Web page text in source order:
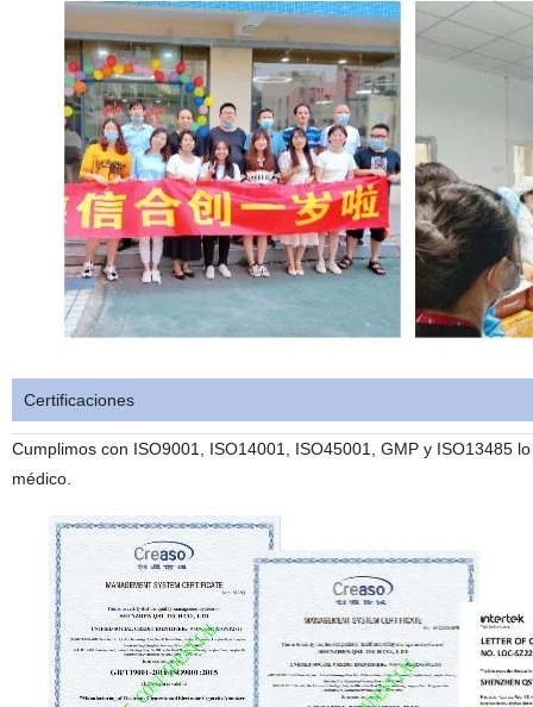
Certificaciones
Cumplimos con ISO9001, ISO14001, ISO45001, GMP y ISO13485
médico.